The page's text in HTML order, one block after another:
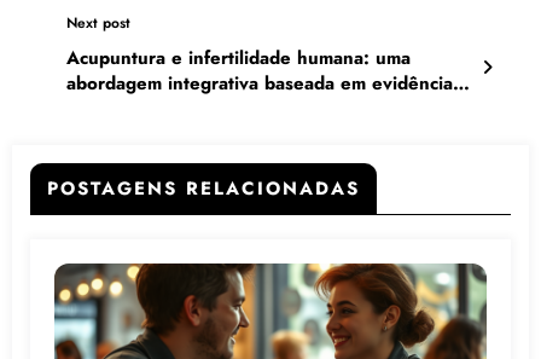
Next post
Acupuntura e infertilidade humana: uma
abordagem integrativa baseada em evidências
POSTAGENS RELACIONADAS